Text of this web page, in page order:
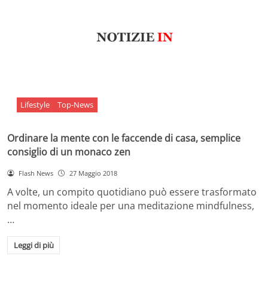
Lifestyle Top-News
Ordinare la mente con le faccende di casa, semplice
consiglio di un monaco zen
Flash News 27 Maggio 2018
A volte, un compito quotidiano può essere trasformato
nel momento ideale per una meditazione mindfulness,
…
Leggi di più